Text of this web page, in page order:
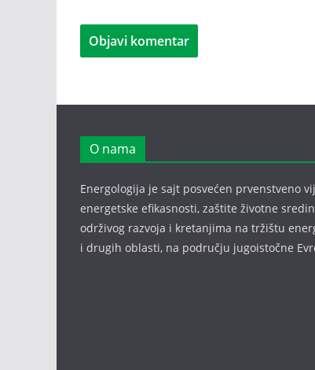
O nama
Energologija je sajt posvećen prvenstveno
energetske efikasnosti, zaštite životne
održivog razvoja i kretanjima na tržištu
i drugih oblasti, na području jugoistočne